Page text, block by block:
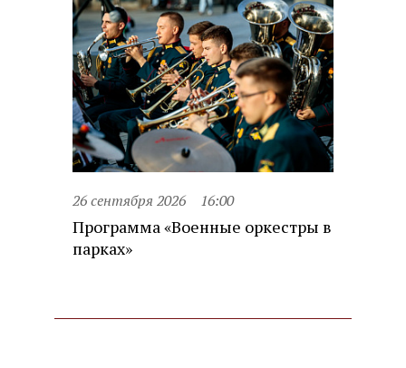
26 сентября 2026 16:00
Программа «Военные оркестры в
парках»